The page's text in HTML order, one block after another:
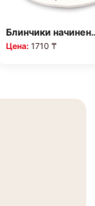
Блинчики
Цена:1710 ₸